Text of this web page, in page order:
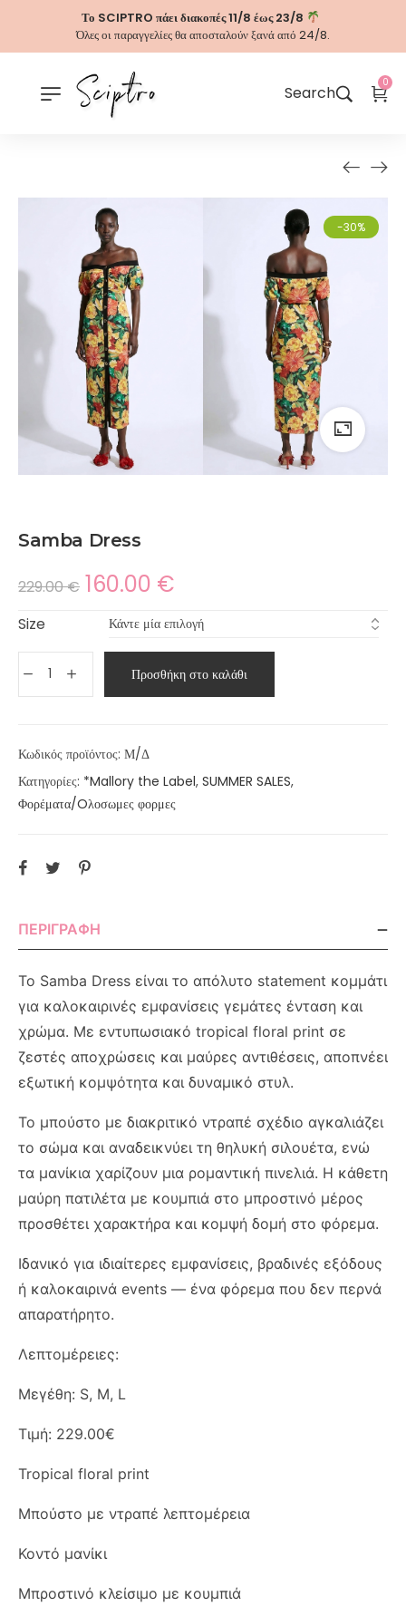
Το SCIPTRO πάει διακοπές 11/8 έως 23/8
Όλες οι παραγγελίες θα αποσταλούν ξανά από 24/8.
Search
0
-30%
Samba Dress
229.00€ 160.00 €
Size
Προσθήκη στο καλάθι
Κωδικός προϊόντος: Μ/Δ
Κατηγορίες: *Mallory the Label, SUMMER SALES,
Φορέματα/Oλοσωμες φορμες
ΠΕΡΙΓΡΑΦΉ
Το Samba Dress είναι το απόλυτο statement κομμάτι
για καλοκαιρινές εμφανίσεις γεμάτες ένταση και
χρώμα. Με εντυπωσιακό tropical floral print σε
ζεστές αποχρώσεις και μαύρες αντιθέσεις, αποπνέει
εξωτική κομψότητα και δυναμικό στυλ.
Το μπούστο με διακριτικό ντραπέ σχέδιο αγκαλιάζει
το σώμα και αναδεικνύει τη θηλυκή σιλουέτα, ενώ
τα μανίκια χαρίζουν μια ρομαντική πινελιά. Η κάθετη
μαύρη πατιλέτα με κουμπιά στο μπροστινό μέρος
προσθέτει χαρακτήρα και κομψή δομή στο φόρεμα.
Ιδανικό για ιδιαίτερες εμφανίσεις, βραδινές εξόδους
ή καλοκαιρινά events — ένα φόρεμα που δεν περνά
απαρατήρητο.
Λεπτομέρειες:
Μεγέθη: S, M, L
Τιμή: 229.00€
Tropical floral print
Μπούστο με ντραπέ λεπτομέρεια
Κοντό μανίκι
Μπροστινό κλείσιμο με κουμπιά